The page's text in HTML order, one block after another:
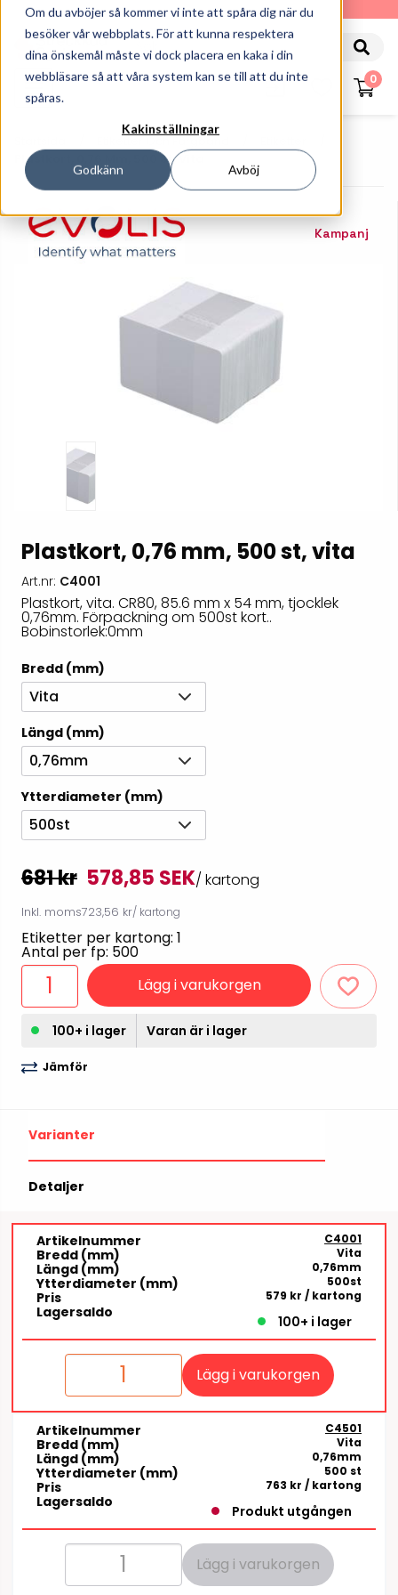
Om du avböjer så kommer vi inte att spåra dig när du
besöker vår webbplats. För att kunna respektera
dina önskemål måste vi dock placera en kaka i din
webbläsare så att våra system kan se till att du inte
spåras.
Kakinställningar
Godkänn Avböj
010-162 61 90
0
Etiketter Och Färgband
Plastkort, 0,76 Mm, 500 St, Vita
Kampanj
Plastkort, 0,76 mm, 500 st, vita
Art.nr: C4001
Plastkort, vita. CR80, 85.6 mm x 54 mm, tjocklek
0,76mm. Förpackning om 500st kort..
Bobinstorlek:0mm
Bredd (mm)
Vita
Längd (mm)
0,76mm
Ytterdiameter (mm)
500st
681 kr 578,85 SEK/ kartong
Inkl. moms723,56 kr/ kartong
Etiketter per kartong: 1
Antal per fp: 500
Lägg i varukorgen
100+ i lager Varan är i lager
Jämför
Varianter
Detaljer
Artikelnummer C4001
Bredd (mm) Vita
Längd (mm) 0,76mm
Ytterdiameter (mm) 500st
Pris 579 kr / kartong
Lagersaldo
100+ i lager
Lägg i varukorgen
Artikelnummer C4501
Bredd (mm) Vita
Längd (mm) 0,76mm
Ytterdiameter (mm) 500 st
Pris 763 kr / kartong
Lagersaldo
Produkt utgången
Lägg i varukorgen